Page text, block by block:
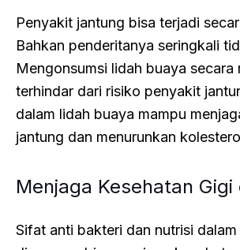
Penyakit jantung bisa terjadi
Bahkan penderitanya seringkali
Mengonsumsi lidah buaya secara
terhindar dari risiko penyakit
dalam lidah buaya mampu
jantung dan menurunkan
Menjaga Kesehatan
Sifat anti bakteri dan nutrisi